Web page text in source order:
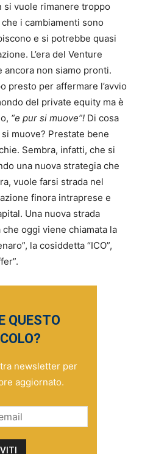
si vuole rimanere troppo
i cambiamenti sono
e si potrebbe quasi
L’era del Venture
ancora non siamo pronti.
presto per affermare l’avvio
del private equity ma è
“e pur si muove”! Di cosa
muove? Prestate bene
Sembra, infatti, che si
una nuova strategia che
vuole farsi strada nel
finora intraprese e
Una nuova strada
oggi viene chiamata la
la cosiddetta “ICO”,
QUESTO
newsletter per
aggiornato.